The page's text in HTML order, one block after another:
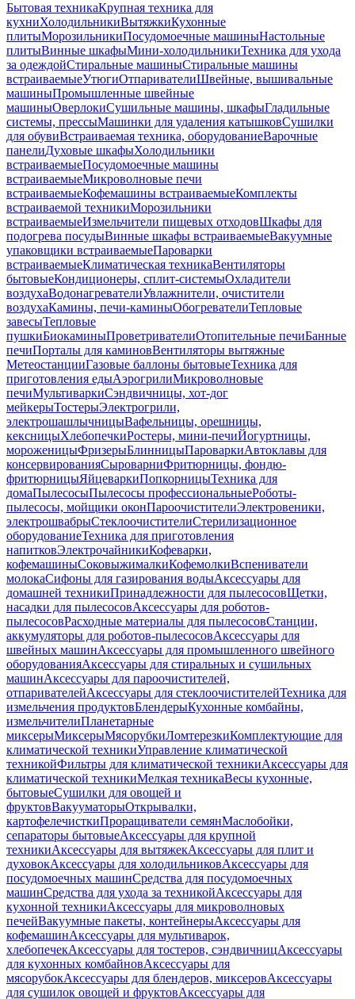
Бытовая техникаКрупная техника для
кухниХолодильникиВытяжкиКухонные
плитыМорозильникиПосудомоечные машиныНастольные
плитыВинные шкафыМини-холодильникиТехника для ухода
за одеждойСтиральные машиныСтиральные машины
встраиваемыеУтюгиОтпаривателиШвейные, вышивальные
машиныПромышленные швейные
машиныОверлокиСушильные машины, шкафыГладильные
системы, прессыМашинки для удаления катышковСушилки
для обувиВстраиваемая техника, оборудованиеВарочные
панелиДуховые шкафыХолодильники
встраиваемыеПосудомоечные машины
встраиваемыеМикроволновые печи
встраиваемыеКофемашины встраиваемыеКомплекты
встраиваемой техникиМорозильники
встраиваемыеИзмельчители пищевых отходовШкафы для
подогрева посудыВинные шкафы встраиваемыеВакуумные
упаковщики встраиваемыеПароварки
встраиваемыеКлиматическая техникаВентиляторы
бытовыеКондиционеры, сплит-системыОхладители
воздухаВодонагревателиУвлажнители, очистители
воздухаКамины, печи-каминыОбогревателиТепловые
завесыТепловые
пушкиБиокаминыПроветривателиОтопительные печиБанные
печиПорталы для каминовВентиляторы вытяжные
МетеостанцииГазовые баллоны бытовыеТехника для
приготовления едыАэрогрилиМикроволновые
печиМультиваркиСэндвичницы, хот-дог
мейкерыТостерыЭлектрогрили,
электрошашлычницыВафельницы, орешницы,
кексницыХлебопечкиРостеры, мини-печиЙогуртницы,
мороженицыФризерыБлинницыПароваркиАвтоклавы для
консервированияСыроварниФритюрницы, фондю-
фритюрницыЯйцеваркиПопкорницыТехника для
домаПылесосыПылесосы профессиональныеРоботы-
пылесосы, мойщики оконПароочистителиЭлектровеники,
электрошвабрыСтеклоочистителиСтерилизационное
оборудованиеТехника для приготовления
напитковЭлектрочайникиКофеварки,
кофемашиныСоковыжималкиКофемолкиВспениватели
молокаСифоны для газирования водыАксессуары для
домашней техникиПринадлежности для пылесосовЩетки,
насадки для пылесосовАксессуары для роботов-
пылесосовРасходные материалы для пылесосовСтанции,
аккумуляторы для роботов-пылесосовАксессуары для
швейных машинАксессуары для промышленного швейного
оборудованияАксессуары для стиральных и сушильных
машинАксессуары для пароочистителей,
отпаривателейАксессуары для стеклоочистителейТехника для
измельчения продуктовБлендерыКухонные комбайны,
измельчителиПланетарные
миксерыМиксерыМясорубкиЛомтерезкиКомплектующие для
климатической техникиУправление климатической
техникойФильтры для климатической техникиАксессуары для
климатической техникиМелкая техникаВесы кухонные,
бытовыеСушилки для овощей и
фруктовВакууматорыОткрывалки,
картофелечисткиПроращиватели семянМаслобойки,
сепараторы бытовыеАксессуары для крупной
техникиАксессуары для вытяжекАксессуары для плит и
духовокАксессуары для холодильниковАксессуары для
посудомоечных машинСредства для посудомоечных
машинСредства для ухода за техникойАксессуары для
кухонной техникиАксессуары для микроволновых
печейВакуумные пакеты, контейнерыАксессуары для
кофемашинАксессуары для мультиварок,
хлебопечекАксессуары для тостеров, сэндвичницАксессуары
для кухонных комбайновАксессуары для
мясорубокАксессуары для блендеров, миксеровАксессуары
для сушилок овощей и фруктовАксессуары для